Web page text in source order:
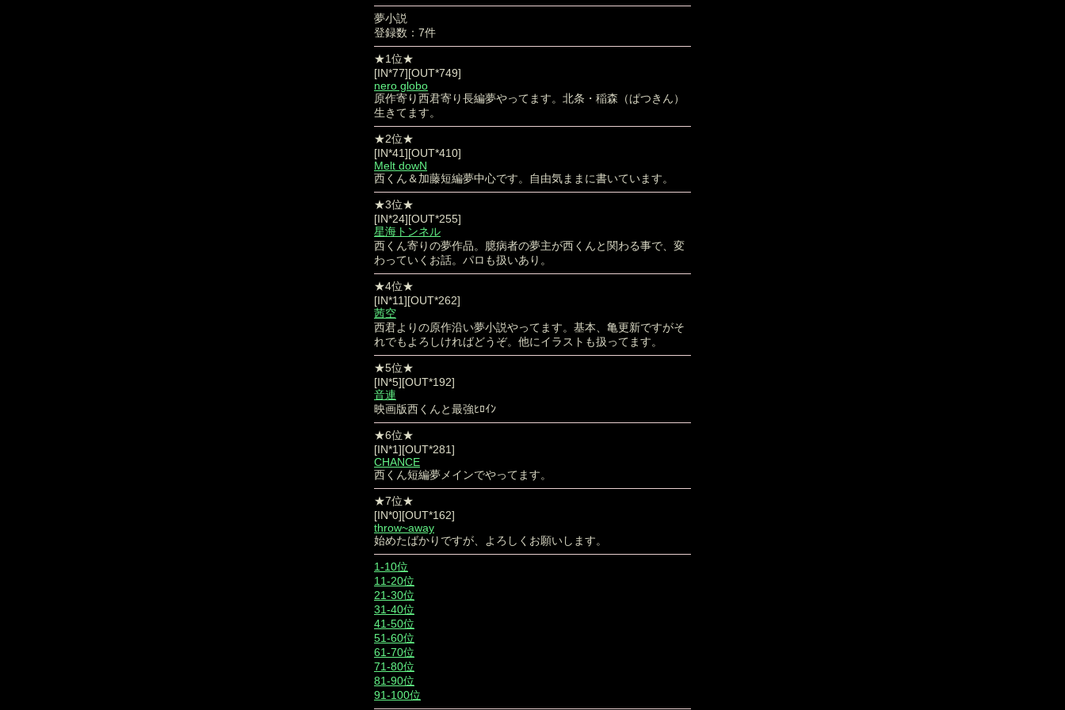
夢小説
登録数：7件
★1位★
[IN*77][OUT*749]
nero globo
原作寄り西君寄り長編夢やってます。北条・稲森（ぱつきん）
生きてます。
★2位★
[IN*41][OUT*410]
Melt dowN
西くん＆加藤短編夢中心です。自由気ままに書いています。
★3位★
[IN*24][OUT*255]
星海トンネル
西くん寄りの夢作品。臆病者の夢主が西くんと関わる事で、変
わっていくお話。パロも扱いあり。
★4位★
[IN*11][OUT*262]
茜空
西君よりの原作沿い夢小説やってます。基本、亀更新ですがそ
れでもよろしければどうぞ。他にイラストも扱ってます。
★5位★
[IN*5][OUT*192]
音連
映画版西くんと最強ﾋﾛｲﾝ
★6位★
[IN*1][OUT*281]
CHANCE
西くん短編夢メインでやってます。
★7位★
[IN*0][OUT*162]
throw~away
始めたばかりですが、よろしくお願いします。
1-10位
11-20位
21-30位
31-40位
41-50位
51-60位
61-70位
71-80位
81-90位
91-100位